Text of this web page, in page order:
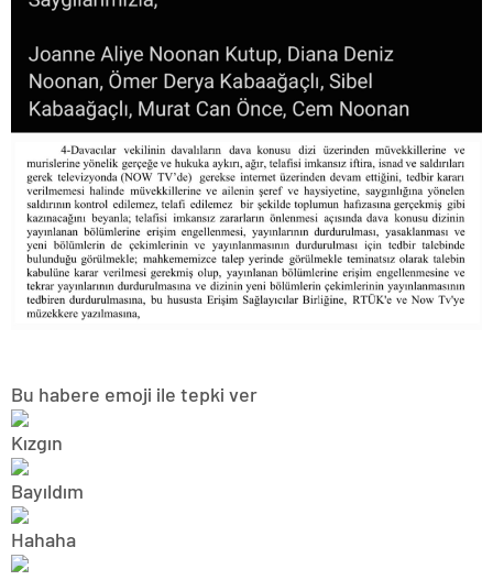
Bu habere emoji ile tepki ver